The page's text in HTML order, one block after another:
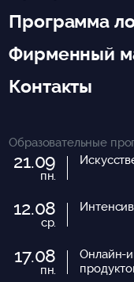
Программа
Фирменный
Контакты
Образовательные
21.09
пн.
12.08
ср.
17.08
пн.
Онлайн-